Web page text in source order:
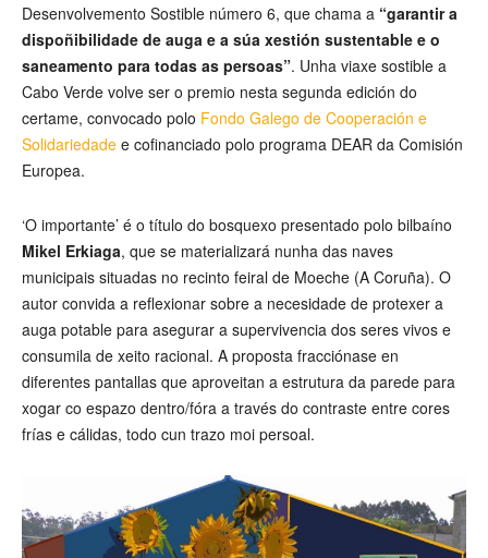
Desenvolvemento Sostible número 6, que chama a “garantir a
dispoñibilidade de auga e a súa xestión sustentable e o
saneamento para todas as persoas”. Unha viaxe sostible a
Cabo Verde volve ser o premio nesta segunda edición do
certame, convocado polo Fondo Galego de Cooperación e
Solidariedade e cofinanciado polo programa DEAR da Comisión
Europea.
‘O importante’ é o título do bosquexo presentado polo bilbaíno
Mikel Erkiaga, que se materializará nunha das naves
municipais situadas no recinto feiral de Moeche (A Coruña). O
autor convida a reflexionar sobre a necesidade de protexer a
auga potable para asegurar a supervivencia dos seres vivos e
consumila de xeito racional. A proposta fracciónase en
diferentes pantallas que aproveitan a estrutura da parede para
xogar co espazo dentro/fóra a través do contraste entre cores
frías e cálidas, todo cun trazo moi persoal.